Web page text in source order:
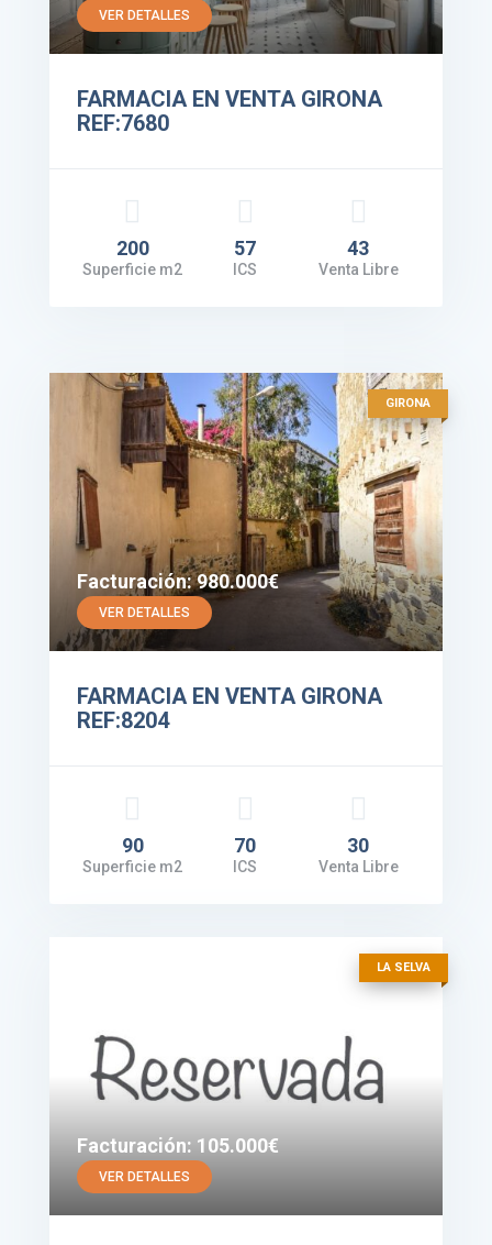
VER DETALLES
FARMACIA EN VENTA GIRONA
REF:7680
200
Superficie m2
57
ICS
43
Venta Libre
GIRONA
Facturación: 980.000€
VER DETALLES
FARMACIA EN VENTA GIRONA
REF:8204
90
Superficie m2
70
ICS
30
Venta Libre
LA SELVA
Facturación: 105.000€
VER DETALLES